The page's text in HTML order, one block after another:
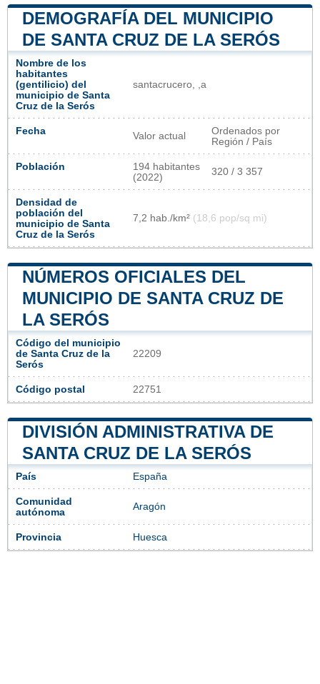
DEMOGRAFÍA DEL MUNICIPIO
DE SANTA CRUZ DE LA SERÓS
Nombre de los
habitantes
(gentilicio) del
municipio de Santa
Cruz de la Serós
santacrucero, ,a
Fecha Valor actual
Ordenados por
Región / País
Población
194 habitantes
(2022)
320 / 3 357
Densidad de
población del
municipio de Santa
Cruz de la Serós
7,2 hab./km² (18,6 pop/sq mi)
NÚMEROS OFICIALES DEL
MUNICIPIO DE SANTA CRUZ DE
LA SERÓS
Código del municipio
de Santa Cruz de la
Serós
22209
Código postal 22751
DIVISIÓN ADMINISTRATIVA DE
SANTA CRUZ DE LA SERÓS
País España
Comunidad
autónoma
Aragón
Provincia Huesca